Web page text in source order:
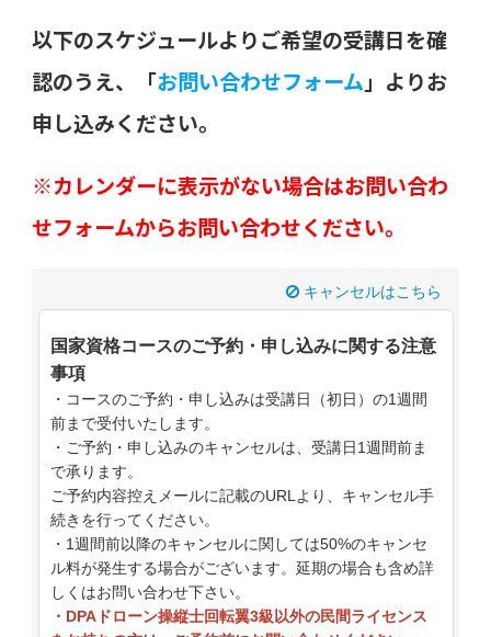
以下のスケジュールよりご希望の受講日を確
認のうえ、「お問い合わせフォーム」よりお
申し込みください。
※カレンダーに表示がない場合はお問い合わ
せフォームからお問い合わせください。